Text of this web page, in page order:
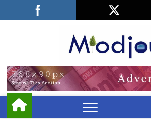
Facebook
LinkedIn